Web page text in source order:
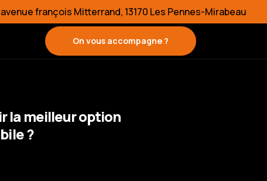
avenue françois Mitterrand, 13170 Les Pennes-Mirabeau
On vous accompagne ?
la meilleur option
?